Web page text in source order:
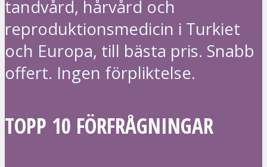
tandvård, hårvård och
reproduktionsmedicin i Turkiet
och Europa, till bästa pris. Snabb
offert. Ingen förpliktelse.
TOPP 10 FÖRFRÅGNINGAR